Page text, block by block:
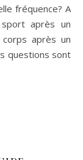
fréquence? A
après un
corps après un
questions sont